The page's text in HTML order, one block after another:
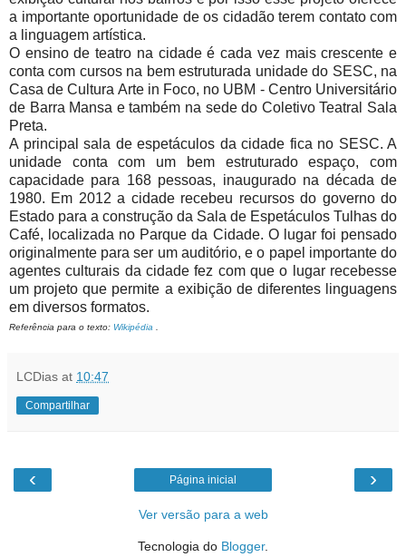
a importante oportunidade de os cidadão terem contato com
a linguagem artística.
O ensino de teatro na cidade é cada vez mais crescente e
conta com cursos na bem estruturada unidade do SESC, na
Casa de Cultura Arte in Foco, no UBM - Centro Universitário
de Barra Mansa e também na sede do Coletivo Teatral Sala
Preta.
A principal sala de espetáculos da cidade fica no SESC. A
unidade conta com um bem estruturado espaço, com
capacidade para 168 pessoas, inaugurado na década de
1980. Em 2012 a cidade recebeu recursos do governo do
Estado para a construção da Sala de Espetáculos Tulhas do
Café, localizada no Parque da Cidade. O lugar foi pensado
originalmente para ser um auditório, e o papel importante do
agentes culturais da cidade fez com que o lugar recebesse
um projeto que permite a exibição de diferentes linguagens
em diversos formatos.
Referência para o texto: Wikipédia
LCDias at 10:47
Compartilhar
‹ ›
Página inicial
Ver versão para a web
Tecnologia do Blogger.